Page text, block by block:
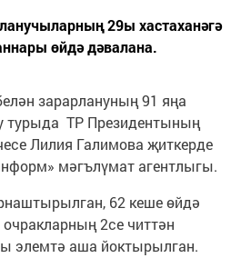
29ы хастаханәгә
өйдә дәвалана.
зарарлануның 91 яңа
турыда ТР Президентының
Лилия Галимова җиткерде
мәгълүмат агентлыгы.
62 кеше өйдә
2се читтән
элемтә аша йоктырылган.